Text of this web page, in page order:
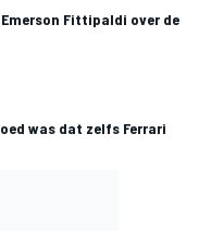
Fittipaldi over de
was dat zelfs Ferrari